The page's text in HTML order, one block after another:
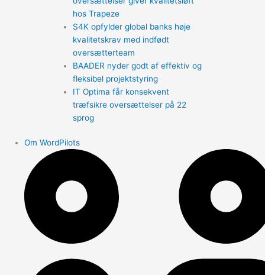
hos Trapeze
S4K opfylder global banks høje
kvalitetskrav med indfødt
oversætterteam
BAADER nyder godt af effektiv og
fleksibel projektstyring
IT Optima får konsekvent
træfsikre oversættelser på 22
sprog
Om WordPilots